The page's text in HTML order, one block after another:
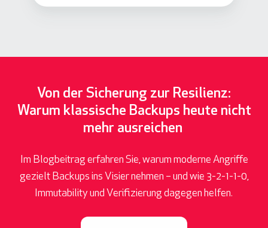
Von der Sicherung zur Resilienz:
Warum klassische Backups heute nicht
mehr ausreichen
Im Blogbeitrag erfahren Sie, warum moderne Angriffe
gezielt Backups ins Visier nehmen – und wie 3-2-1-1-0,
Immutability und Verifizierung dagegen helfen.